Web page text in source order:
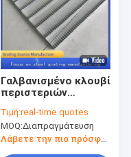
Γαλβανισμένο κλουβί
περιστεριών
πλέγματος
μετάλλων καυτής
εμβύθισης
Τιμή:real-time quotes
MOQ:Διαπραγμάτευση
Λάβετε την πιο πρόσφατη τιμή